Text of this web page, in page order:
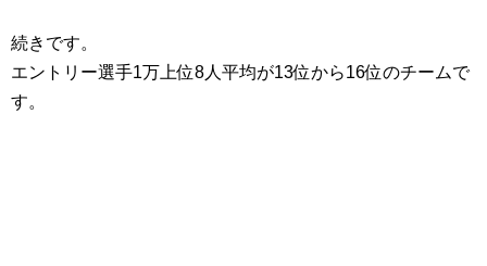
続きです。
エントリー選手1万上位8人平均が13位から16位のチームで
す。